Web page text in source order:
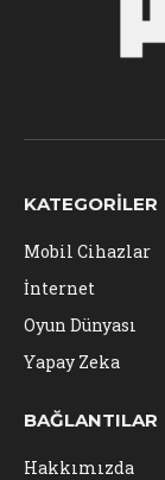
KATEGORILER
Mobil Cihazlar
İnternet
Oyun Dünyası
Yapay Zeka
BAĞLANTILAR
Hakkımızda